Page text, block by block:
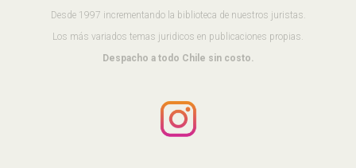
Desde 1997 incrementando la biblioteca de nuestros juristas.
Los más variados temas juridicos en publicaciones propias.
Despacho a todo Chile sin costo.